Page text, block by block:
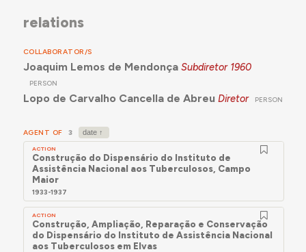
relations
COLLABORATOR/S
Joaquim Lemos de Mendonça Subdiretor 1960
PERSON
Lopo de Carvalho Cancella de Abreu Diretor PERSON
AGENT OF 3
ACTION
Construção do Dispensário do Instituto de
Assistência Nacional aos Tuberculosos, Campo
Maior
1933-1937
ACTION
Construção, Ampliação, Reparação e Conservação
do Dispensário do Instituto de Assistência Nacional
aos Tuberculosos em Elvas